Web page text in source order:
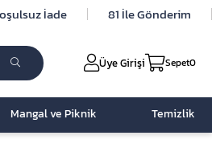
İade 81 İle Gönderim
Üye Girişi Sepet0
Mangal ve Piknik Temizlik